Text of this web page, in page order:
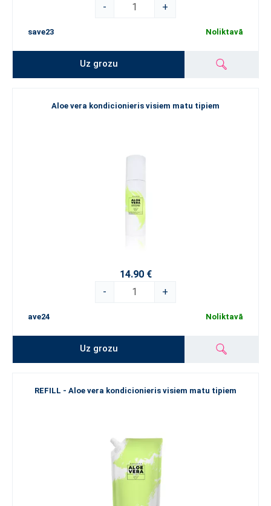
- +
save23 Noliktavā
Uz grozu
Aloe vera kondicionieris visiem matu tipiem
14.90 €
-
+
ave24 Noliktavā
Uz grozu
REFILL - Aloe vera kondicionieris visiem matu tipiem